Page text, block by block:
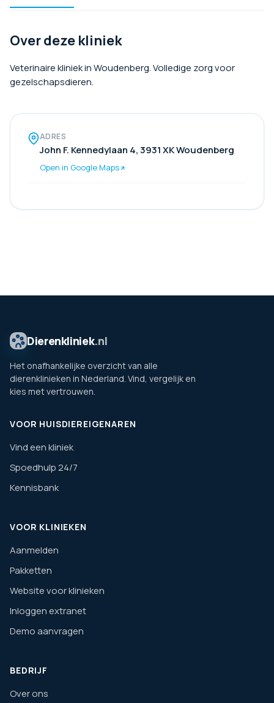
Over deze kliniek
Veterinaire kliniek in Woudenberg. Volledige zorg voor
gezelschapsdieren.
ADRES
John F. Kennedylaan 4, 3931 XK Woudenberg
Open in Google Maps
Dierenkliniek.nl
Het onafhankelijke overzicht van alle
dierenklinieken in Nederland. Vind, vergelijk en
kies met vertrouwen.
VOOR HUISDIEREIGENAREN
Vind een kliniek
Spoedhulp 24/7
Kennisbank
VOOR KLINIEKEN
Aanmelden
Pakketten
Website voor klinieken
Inloggen extranet
Demo aanvragen
BEDRIJF
Over ons